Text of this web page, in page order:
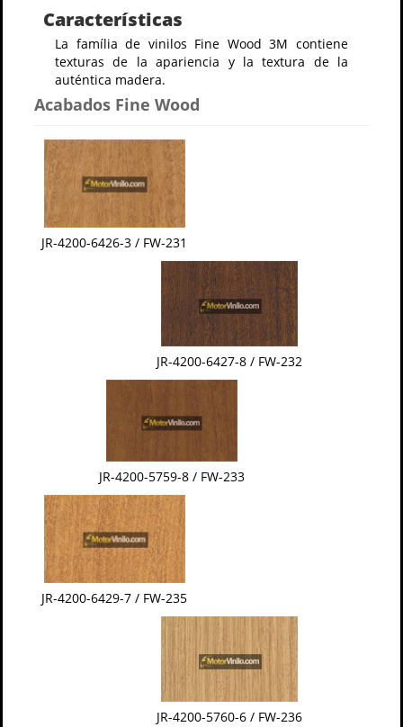
Características
La família de vinilos Fine Wood 3M contiene
texturas de la apariencia y la textura de la
auténtica madera.
Acabados Fine Wood
JR-4200-6426-3 / FW-231
JR-4200-6427-8 / FW-232
JR-4200-5759-8 / FW-233
JR-4200-6429-7 / FW-235
JR-4200-5760-6 / FW-236